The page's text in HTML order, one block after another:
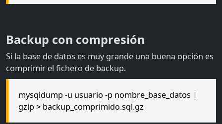
Backup con compresión
Si la base de datos es muy grande una buena opción es
comprimir el fichero de backup.
mysqldump -u usuario -p nombre_base_datos |
gzip > backup_comprimido.sql.gz